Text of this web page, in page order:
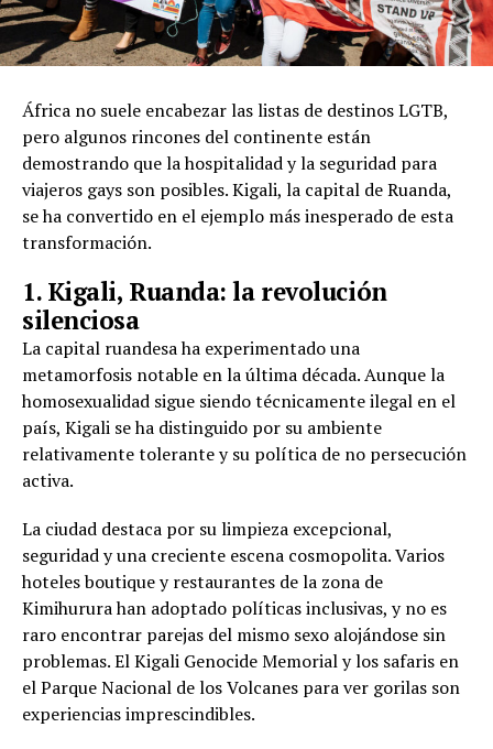
África no suele encabezar las listas de destinos LGTB,
pero algunos rincones del continente están
demostrando que la hospitalidad y la seguridad para
viajeros gays son posibles. Kigali, la capital de Ruanda,
se ha convertido en el ejemplo más inesperado de esta
transformación.
1. Kigali, Ruanda: la revolución
silenciosa
La capital ruandesa ha experimentado una
metamorfosis notable en la última década. Aunque la
homosexualidad sigue siendo técnicamente ilegal en el
país, Kigali se ha distinguido por su ambiente
relativamente tolerante y su política de no persecución
activa.
La ciudad destaca por su limpieza excepcional,
seguridad y una creciente escena cosmopolita. Varios
hoteles boutique y restaurantes de la zona de
Kimihurura han adoptado políticas inclusivas, y no es
raro encontrar parejas del mismo sexo alojándose sin
problemas. El Kigali Genocide Memorial y los safaris en
el Parque Nacional de los Volcanes para ver gorilas son
experiencias imprescindibles.